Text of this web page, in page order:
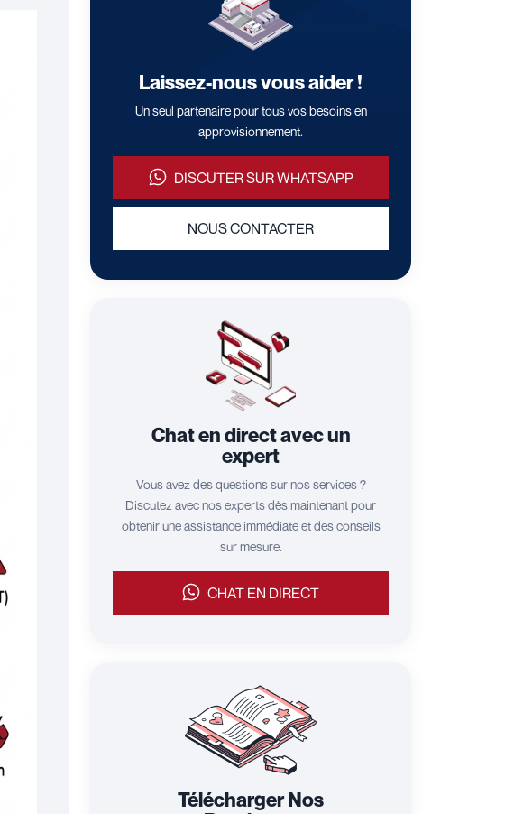
Laissez-nous vous aider !
Un seul partenaire pour tous vos besoins en
approvisionnement.
DISCUTER SUR WHATSAPP
NOUS CONTACTER
Chat en direct avec un
expert
Vous avez des questions sur nos services ?
Discutez avec nos experts dès maintenant pour
obtenir une assistance immédiate et des conseils
sur mesure.
CHAT EN DIRECT
Télécharger Nos